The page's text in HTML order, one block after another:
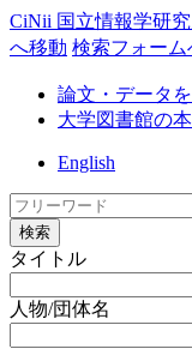
CiNii 国立情報学研
へ移動 検索フォーム
論文・データ
大学図書館の
English
検索
タイトル
人物/団体名